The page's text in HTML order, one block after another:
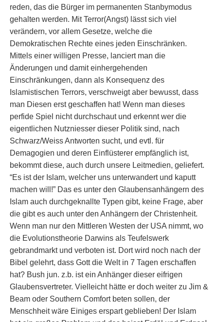
reden, das die Bürger im permanenten Stanbymodus
gehalten werden. Mit Terror(Angst) lässt sich viel
verändern, vor allem Gesetze, welche die
Demokratischen Rechte eines jeden Einschränken.
Mittels einer willigen Presse, lanciert man die
Änderungen und damit einhergehenden
Einschränkungen, dann als Konsequenz des
Islamistischen Terrors, verschweigt aber bewusst, dass
man Diesen erst geschaffen hat! Wenn man dieses
perfide Spiel nicht durchschaut und erkennt wer die
eigentlichen Nutzniesser dieser Politik sind, nach
Schwarz/Weiss Antworten sucht, und evtl. für
Demagogien und deren Einflüsterer empfänglich ist,
bekommt diese, auch durch unsere Leitmedien, geliefert.
“Es ist der Islam, welcher uns unterwandert und kaputt
machen will!” Das es unter den Glaubensanhängern des
Islam auch durchgeknallte Typen gibt, keine Frage, aber
die gibt es auch unter den Anhängern der Christenheit.
Wenn man nur den Mittleren Westen der USA nimmt, wo
die Evolutionstheorie Darwins als Teufelswerk
gebrandmarkt und verboten ist. Dort wird noch nach der
Bibel gelehrt, dass Gott die Welt in 7 Tagen erschaffen
hat? Bush jun. z.b. ist ein Anhänger dieser eifrigen
Glaubensvertreter. Vielleicht hätte er doch weiter zu Jim &
Beam oder Southern Comfort beten sollen, der
Menschheit wäre Einiges erspart geblieben! Der Islam